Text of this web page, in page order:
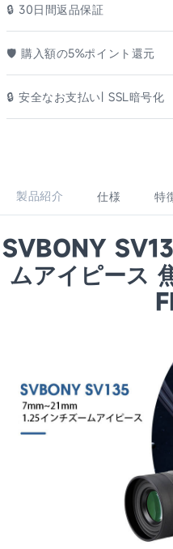
🔒 30日間返品保証
🛡️ 購入額の5%ポイント還元
🔒 安全なお支払い| SSL暗号化
製品紹介 仕様 特
SVBONY
ムアイピース